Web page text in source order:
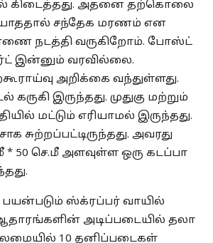
கிடைத்தது. அதனை தற்கொலை
சந்தேக மரணம் என
நடத்தி வருகிறோம். போஸ்ட்
இன்னும் வரவில்லை.
அறிக்கை வந்துள்ளது.
இருந்தது. முதுகு மற்றும்
மட்டும் எரியாமல் இருந்தது.
சுற்றப்பட்டிருந்தது. அவரது
* 50 செ.மீ அளவுள்ள ஒரு கடப்பா
பயன்படும் ஸ்க்ரப்பர் வாயில்
அடிப்படையில் தலா
10 தனிப்படைகள்